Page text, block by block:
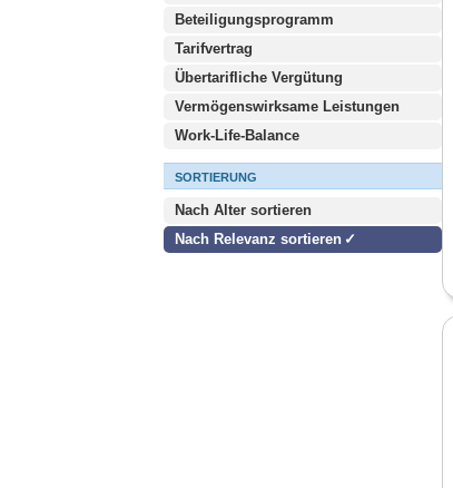
Beteiligungsprogramm
Tarifvertrag
Übertarifliche Vergütung
Vermögenswirksame Leistungen
Work-Life-Balance
SORTIERUNG
Nach Alter sortieren
Nach Relevanz sortieren